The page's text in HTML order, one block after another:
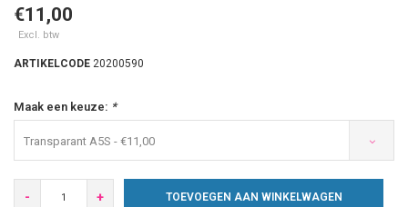
€11,00
Excl. btw
ARTIKELCODE 20200590
Maak een keuze: *
Transparant A5S - €11,00
- + TOEVOEGEN AAN WINKELWAGEN